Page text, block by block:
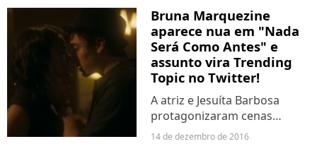
Bruna Marquezine
aparece nua em "Nada
Será Como Antes" e
assunto vira Trending
Topic no Twitter!
A atriz e Jesuíta Barbosa
protagonizaram cenas
quentes na última terça-feira
14 de dezembro de 2016